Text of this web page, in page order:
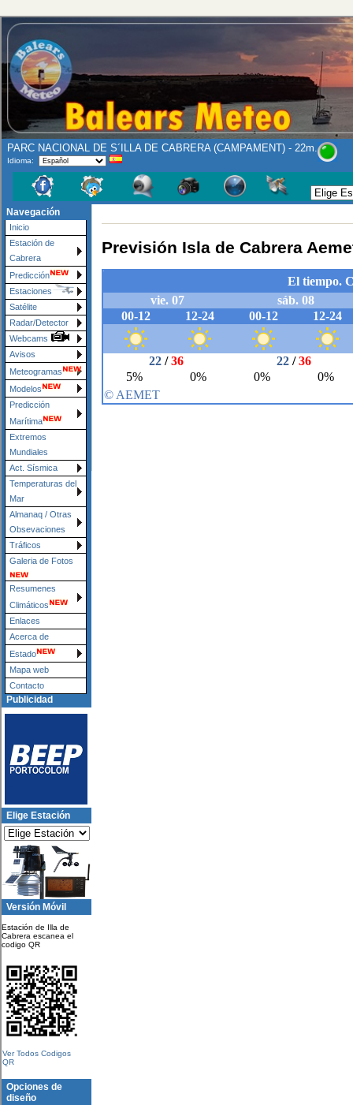
PARC NACIONAL DE S´ILLA DE CABRERA (CAMPAMENT) - 22m.
Idioma:
Navegación
Inicio
Estación de
Cabrera
Predicción
Estaciones
Satélite
Radar/Detector
Webcams
Avisos
Meteogramas
Modelos
Predicción
Marítima
Extremos
Mundiales
Act. Sísmica
Temperaturas del
Mar
Almanaq / Otras
Obsevaciones
Tráficos
Galeria de Fotos
Resumenes
Climáticos
Enlaces
Acerca de
Estado
Mapa web
Contacto
Publicidad
Elige Estación
Versión Móvil
Estación de Illa de
Cabrera escanea el
codigo QR
Ver Todos Codigos
QR
Opciones de
diseño
Previsión Isla de Cabrera